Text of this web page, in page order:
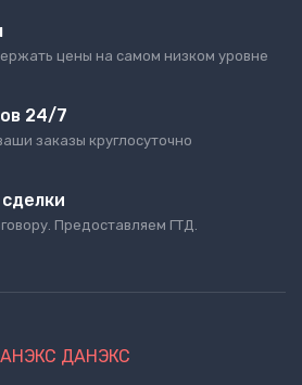
цены на самом низком уровне
24/7
заказы круглосуточно
Предоставляем ГТД.
ДАНЭКС